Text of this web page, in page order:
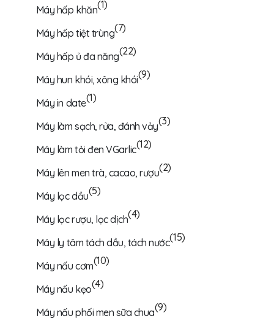
Máy hấp khăn(1)
Máy hấp tiệt trùng(7)
Máy hấp ủ đa năng(22)
Máy hun khói, xông khói(9)
Máy in date(1)
Máy làm sạch, rửa, đánh vảy(3)
Máy làm tỏi đen VGarlic(12)
Máy lên men trà, cacao, rượu(2)
Máy lọc dầu(5)
Máy lọc rượu, lọc dịch(4)
Máy ly tâm tách dầu, tách nước(15)
Máy nấu cơm(10)
Máy nấu kẹo(4)
Máy nấu phối men sữa chua(9)